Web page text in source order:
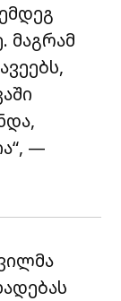
მაგრამ
—